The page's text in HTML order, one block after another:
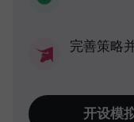
完善策略
开设模